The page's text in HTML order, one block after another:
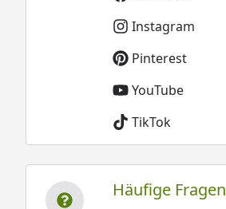
Instagram
Pinterest
YouTube
TikTok
Häufige Fragen